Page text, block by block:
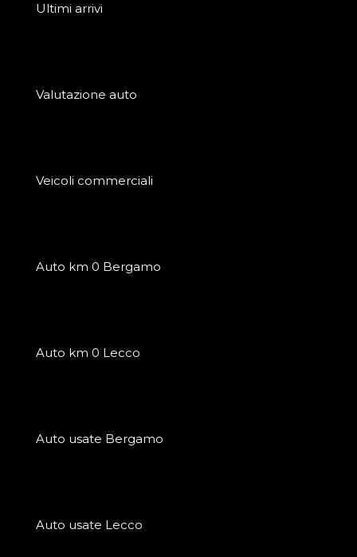
Ultimi arrivi
Valutazione auto
Veicoli commerciali
Auto km 0 Bergamo
Auto km 0 Lecco
Auto usate Bergamo
Auto usate Lecco